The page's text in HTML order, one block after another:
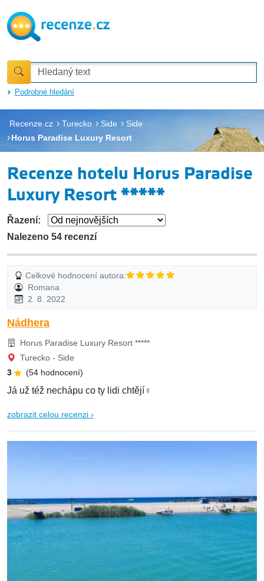
Podrobné hledání
Recenze.cz Turecko Side
Side
Horus Paradise Luxury Resort
Recenze hotelu Horus Paradise
Luxury Resort *****
Nalezeno 54 recenzí
Řazení:
Celkové hodnocení autora:
Romana
2. 8. 2022
Nádhera
Horus Paradise Luxury Resort *****
Turecko - Side
3
(54 hodnocení)
Já už též nechápu co ty lidi chtějí‍♀️
zobrazit celou recenzi ›